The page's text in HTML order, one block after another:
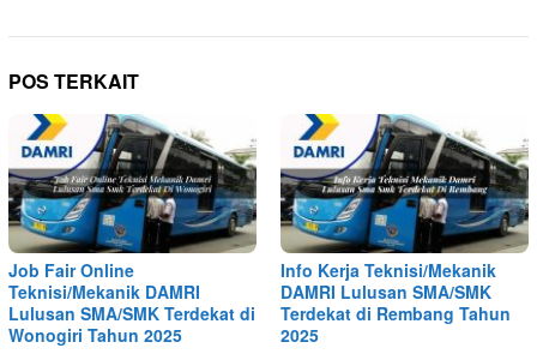
POS TERKAIT
Job Fair Online
Teknisi/Mekanik DAMRI
Lulusan SMA/SMK Terdekat di
Wonogiri Tahun 2025
Info Kerja Teknisi/Mekanik
DAMRI Lulusan SMA/SMK
Terdekat di Rembang Tahun
2025